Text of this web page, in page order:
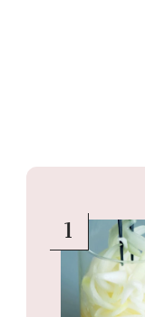
1